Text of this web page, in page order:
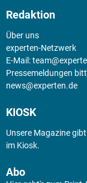
Redaktion
Über uns
experten-Netzwerk
E-Mail:
Pressemeldungen
news@experten.de
KIOSK
Unsere Magazine gibt
im Kiosk.
Abo